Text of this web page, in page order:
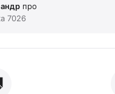
про
7026